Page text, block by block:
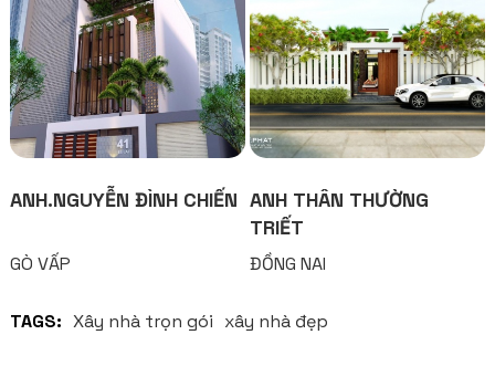
ANH.NGUYỄN ĐÌNH CHIẾN
GÒ VẤP
ANH THÂN THƯỜNG
TRIẾT
ĐỒNG NAI
TAGS: Xây nhà trọn gói xây nhà đẹp